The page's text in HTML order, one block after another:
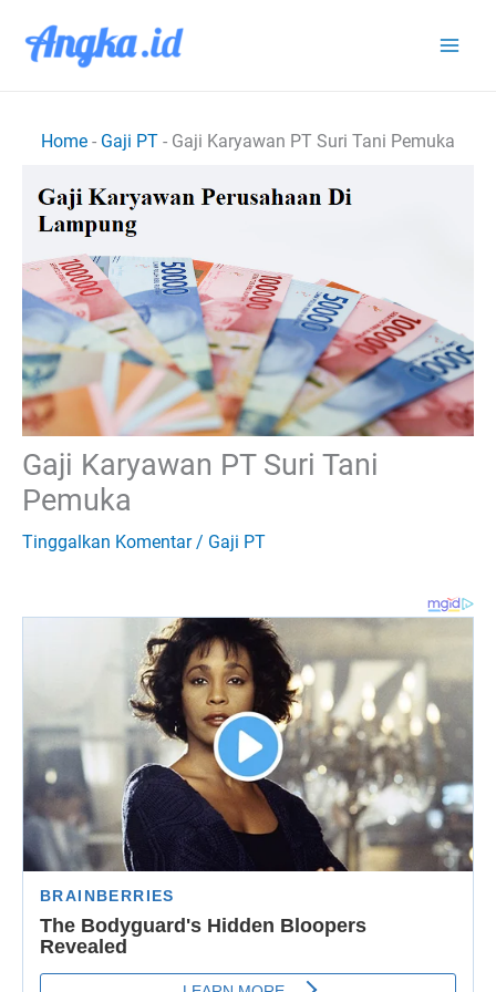
Home - Gaji PT - Gaji Karyawan PT Suri Tani Pemuka
Gaji Karyawan PT Suri Tani
Pemuka
Tinggalkan Komentar / Gaji PT